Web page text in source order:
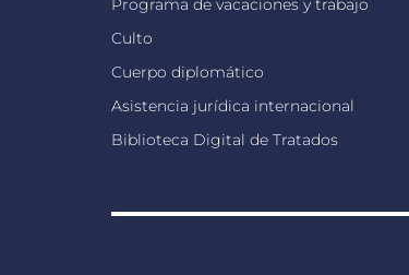
Programa de vacaciones y trabajo
Culto
Cuerpo diplomático
Asistencia jurídica internacional
Biblioteca Digital de Tratados